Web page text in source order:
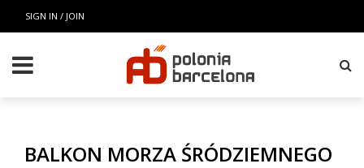
SIGN IN / JOIN
BALKON MORZA ŚRÓDZIEMNEGO